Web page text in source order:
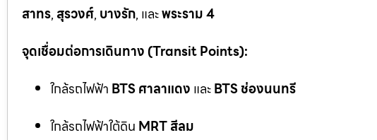
สาทร, สุรวงศ์, บางรัก, และพระราม 4
จุดเชื่อมต่อการเดินทาง (Transit Points):
ใกล้รถไฟฟ้า BTS ศาลาแดง และBTS ช่องนนทรี
ใกล้รถไฟฟ้าใต้ดิน MRT สีลม